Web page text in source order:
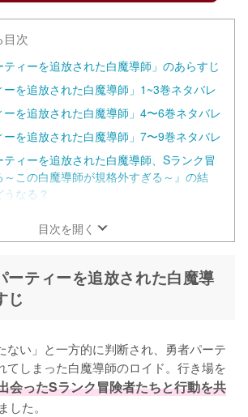
目次
ィーを追放された白魔導師」のあらすじ
ーを追放された白魔導師」1~3巻ネタバレ
ーを追放された白魔導師」4〜6巻ネタバレ
ーを追放された白魔導師」7〜9巻ネタバレ
ィーを追放された白魔導師、Sランク冒
この白魔導師が規格外すぎる～』の結
なる？
目次を開く
ーティーを追放された白魔導
じ
ない」と一方的に判断され、勇者パーテ
てしまった白魔導師のロイド。行き場を
会ったSランク冒険者たちと行動を共
した。